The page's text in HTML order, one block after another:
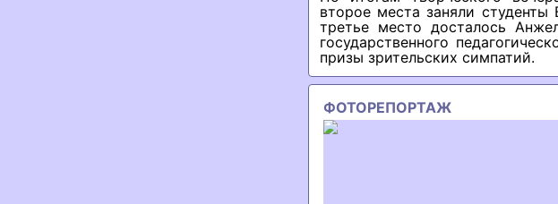
второе места заняли
третье место досталось
государственного
призы зрительских симпатий.
ФОТОРЕПОРТАЖ